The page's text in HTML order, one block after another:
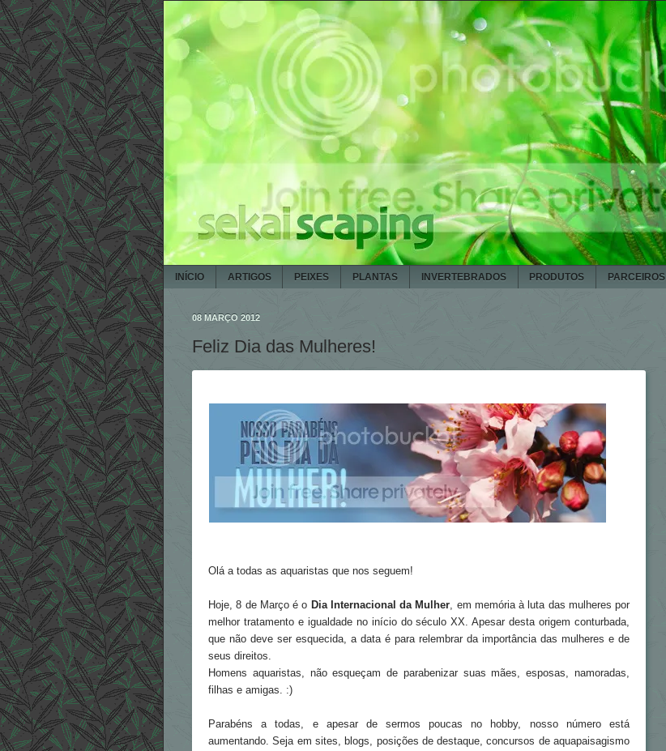
INÍCIO ARTIGOS PEIXES PLANTAS INVERTEBRADOS PRODUTOS PARCEIROS
08 MARÇO 2012
Feliz Dia das Mulheres!
Olá a todas as aquaristas que nos seguem!
Hoje, 8 de Março é o Dia Internacional da Mulher, em memória à luta das mulheres por
melhor tratamento e igualdade no início do século XX. Apesar desta origem conturbada,
que não deve ser esquecida, a data é para relembrar da importância das mulheres e de
seus direitos.
Homens aquaristas, não esqueçam de parabenizar suas mães, esposas, namoradas,
filhas e amigas. :)
Parabéns a todas, e apesar de sermos poucas no hobby, nosso número está
aumentando. Seja em sites, blogs, posições de destaque, concursos de aquapaisagismo